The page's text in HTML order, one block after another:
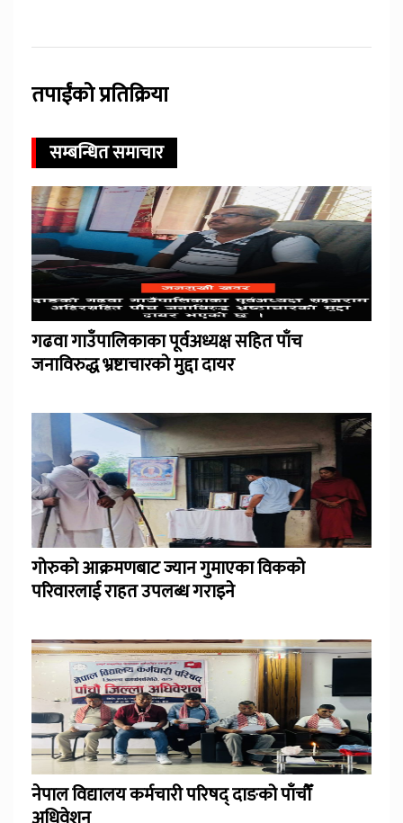
तपाईंको प्रतिक्रिया
सम्बन्धित समाचार
गढवा गाउँपालिकाका पूर्वअध्यक्ष सहित पाँच
जनाविरुद्ध भ्रष्टाचारको मुद्दा दायर
गोरुको आक्रमणबाट ज्यान गुमाएका विकको
परिवारलाई राहत उपलब्ध गराइने
नेपाल विद्यालय कर्मचारी परिषद् दाङको पाँचौँ